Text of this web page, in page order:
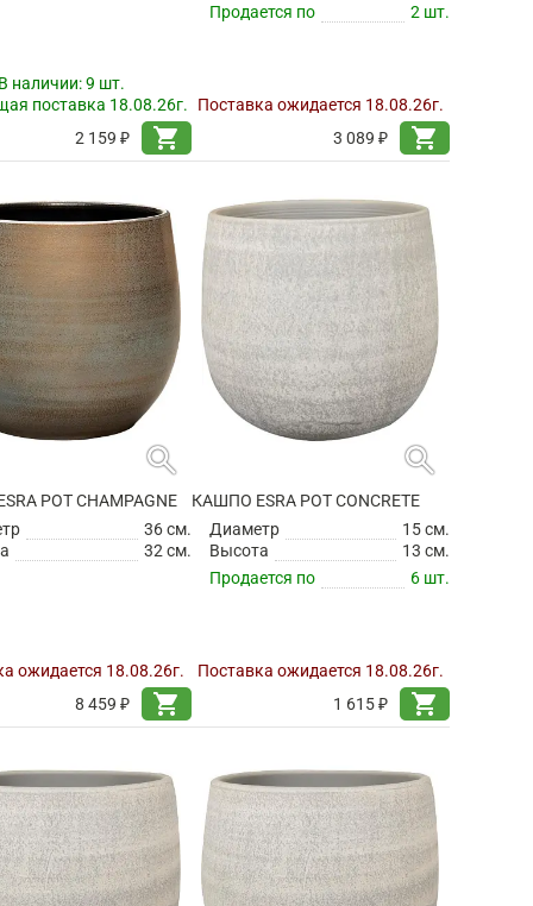
наличии:9 шт.
поставка 18.08.26г.
2 159 ₽
shopping_cart
Продается по
2 шт.
Поставка ожидается 18.08.26г.
3 089 ₽
shopping_cart
search
POT CHAMPAGNE
36 см.
32 см.
ожидается 18.08.26г.
8 459 ₽
shopping_cart
search
КАШПО ESRA POT CONCRETE
Диаметр
15 см.
Высота
13 см.
Продается по
6 шт.
Поставка ожидается 18.08.26г.
1 615 ₽
shopping_cart